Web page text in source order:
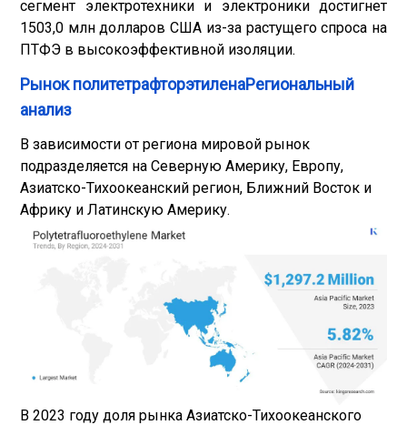
сегмент электротехники и электроники достигнет
1503,0 млн долларов США из-за растущего спроса на
ПТФЭ в высокоэффективной изоляции.
Рынок политетрафторэтиленаРегиональный
анализ
В зависимости от региона мировой рынок
подразделяется на Северную Америку, Европу,
Азиатско-Тихоокеанский регион, Ближний Восток и
Африку и Латинскую Америку.
В 2023 году доля рынка Азиатско-Тихоокеанского